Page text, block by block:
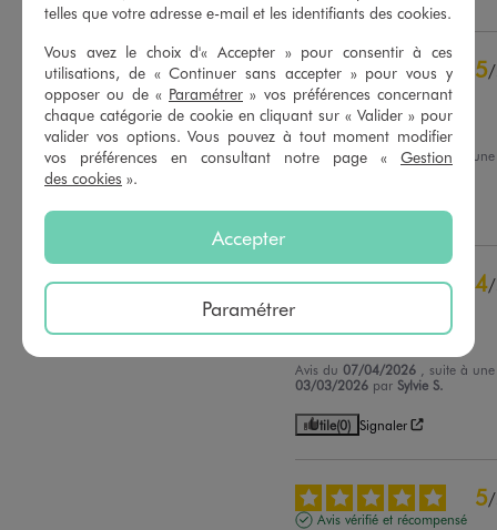
4étoiles
17
2étoiles
0
Trier les avis
5/
Avis vérifié et récompensé
Très joli ravie d emin achat
Avis du17/04/2026 , suite à
04/04/2026
Emilie D.
Utile(0) Signaler
4/
Bien
Avis du07/04/2026
, suite à
03/03/2026 par Sylvie S.
Utile(0) Signaler
5/
Avis vérifié et récompensé
telles que votre adresse e-mail et les identifiants des cookies.
Vous avez le choix d'« Accepter » pour consentir à ces
utilisations, de « Continuer sans accepter » pour vous y
opposer ou de « Paramétrer » vos préférences concernant
chaque catégorie de cookie en cliquant sur « Valider » pour
valider vos options. Vous pouvez à tout moment modifier
vos préférences en consultant notre page « Gestion
des cookies ».
Accepter
Paramétrer